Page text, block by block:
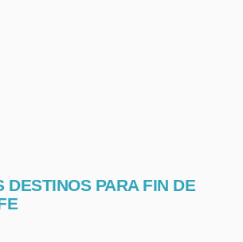
DESTINOS PARA FIN DE